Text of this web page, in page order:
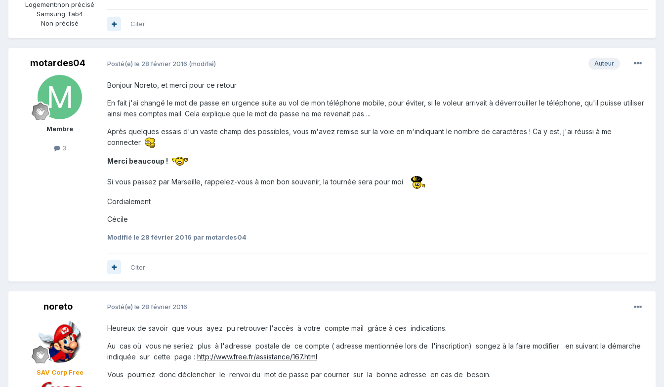
Logement:non précisé
Samsung Tab4
Non précisé
Citer
motardes04
Membre
3
Auteur
Posté(e) le 28 février 2016 (modifié)
Bonjour Noreto, et merci pour ce retour
En fait j'ai changé le mot de passe en urgence suite au vol de mon téléphone mobile, pour éviter, si le voleur arrivait à déverrouiller le téléphone, qu'il puisse utiliser
ainsi mes comptes mail. Cela explique que le mot de passe ne me revenait pas ...
Après quelques essais d'un vaste champ des possibles, vous m'avez remise sur la voie en m'indiquant le nombre de caractères ! Ca y est, j'ai réussi à me
connecter.
Merci beaucoup !
Si vous passez par Marseille, rappelez-vous à mon bon souvenir, la tournée sera pour moi
Cordialement
Cécile
Modifié le 28 février 2016 par motardes04
Citer
noreto
SAV Corp Free
Posté(e) le 28 février 2016
Heureux de savoir que vous ayez pu retrouver l'accès à votre compte mail grâce à ces indications.
Au cas où vous ne seriez plus à l'adresse postale de ce compte ( adresse mentionnée lors de l'inscription) songez à la faire modifier en suivant la démarche
indiquée sur cette page : http://www.free.fr/assistance/167.html
Vous pourriez donc déclencher le renvoi du mot de passe par courrier sur la bonne adresse en cas de besoin.